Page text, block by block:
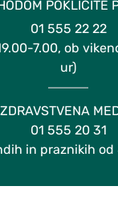
POKLIČITE
01 555 22 22
7.00, ob
ur)
01 555 20 31
in praznikih